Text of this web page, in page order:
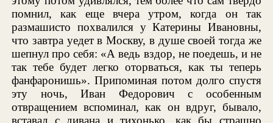
помнил, как еще вчера утром, когда он так
размашисто похвалился у Катерины Ивановны,
что завтра уедет в Москву, в душе своей тогда же
шепнул про себя: «А ведь вздор, не поедешь, и не
так тебе будет легко оторваться, как ты теперь
фанфаронишь». Припоминая потом долго спустя
эту ночь, Иван Федорович с особенным
отвращением вспоминал, как он вдруг, бывало,
вставал с дивана и тихонько, как бы страшно